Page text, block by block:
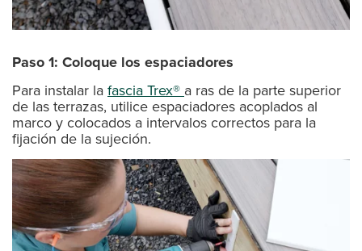
Paso 1: Coloque los espaciadores
Para instalar lafascia Trex® a ras de la parte superior
de las terrazas, utilice espaciadores acoplados al
marco y colocados a intervalos correctos para la
fijación de la sujeción.